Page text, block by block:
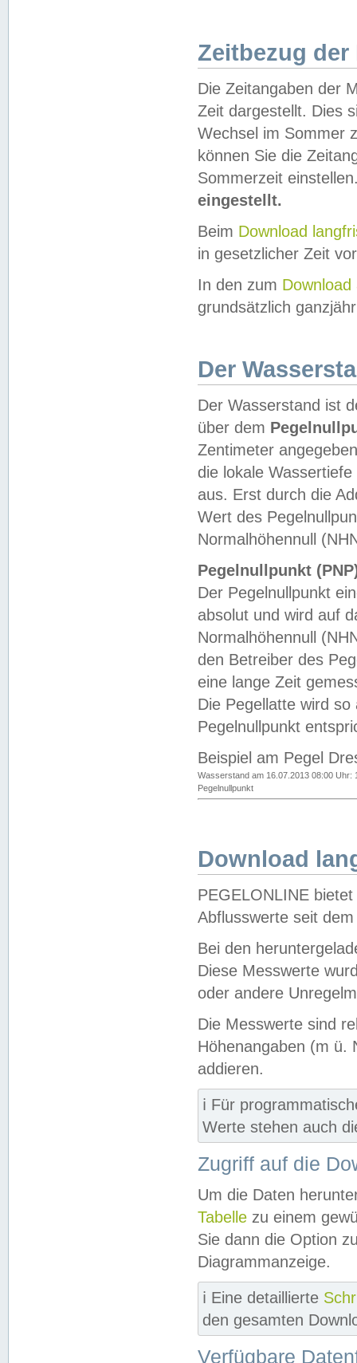
Zeitbezug der
Die Zeitangaben der
Zeit dargestellt. Dies
Wechsel im Sommer
können Sie die
Sommerzeit
eingestellt.
Beim Download
in gesetzlicher Zeit
In den zum Download
grundsätzlich
Der
Der Wasserstand ist
über dem
Zentimeter
die lokale
aus. Erst durch die
Wert des
Normalhöhennull
Pegelnullpunkt
Der Pegelnullpunkt
absolut und wird auf
Normalhöhennull
den Betreiber des
eine lange Zeit
Die Pegellatte wird
Pegelnullpunkt
Beispiel am Pegel
Wasserstand am 16.07.2013 08:00 Uhr:
Pegelnullpunkt
Download
PEGELONLINE
Abflusswerte seit
Bei den
Diese Messwerte
oder andere
Die Messwerte sind
Höhenangaben (m ü.
addieren.
ℹ️ Für
Werte stehen auch
Zugriff auf die
Um die Daten
Tabelle zu einem
Sie dann die Option
Diagrammanzeige.
ℹ️ Eine detaillierte
den gesamten
Verfügbare